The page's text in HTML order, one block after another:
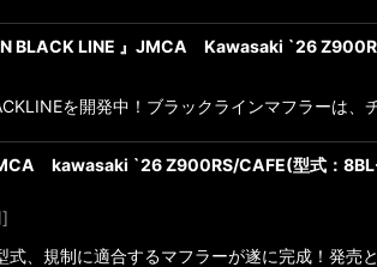
BLACK LINE 』JMCA Kawasaki `26
を開発中！ブラックラインマフラーは、
kawasaki `26 Z900RS/CAFE(型式：
]
、規制に適合するマフラーが遂に完成！発売